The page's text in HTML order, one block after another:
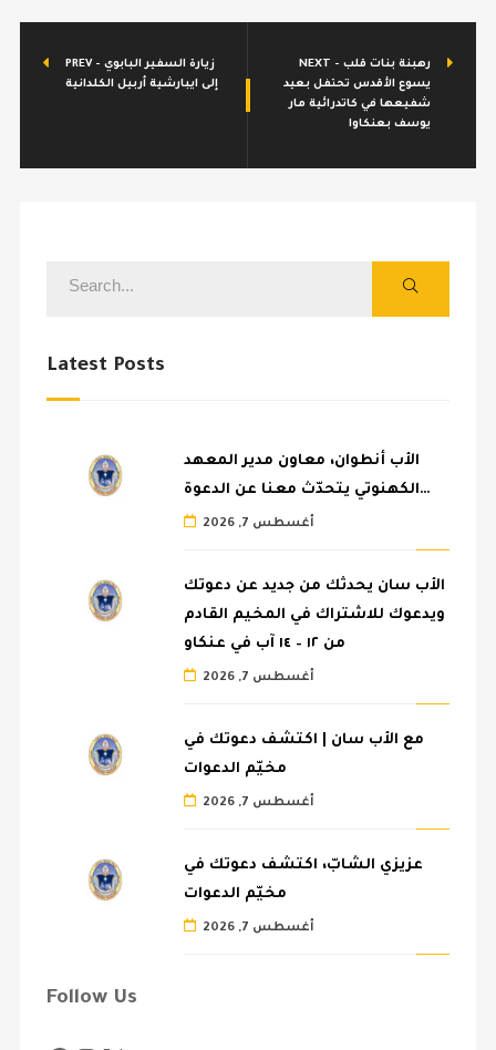
PREV - زيارة السفير البابوي
إلى ايبارشية أربيل الكلدانية
NEXT - رهبنة بنات قلب
يسوع الأقدس تحتفل بعيد
شفيعها في كاتدرائية مار
يوسف بعنكاوا
Latest Posts
الأب أنطوان، معاون مدير المعهد
الكهنوتي يتحدّث معنا عن الدعوة…
أغسطس 7, 2026
الأب سان يحدثك من جديد عن دعوتك
ويدعوك للاشتراك في المخيم القادم
من ١٢ – ١٤ آب في عنكاو
أغسطس 7, 2026
مع الأب سان | اكتشف دعوتك في
مخيّم الدعوات
أغسطس 7, 2026
عزيزي الشابّ، اكتشف دعوتك في
مخيّم الدعوات
أغسطس 7, 2026
Follow Us